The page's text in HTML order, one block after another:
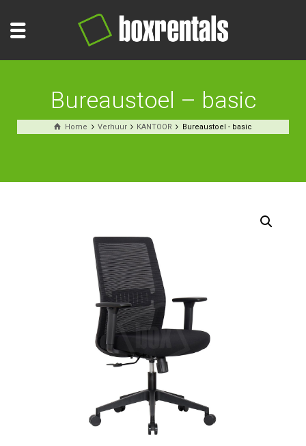
Bureaustoel – basic
Home Verhuur KANTOOR Bureaustoel - basic